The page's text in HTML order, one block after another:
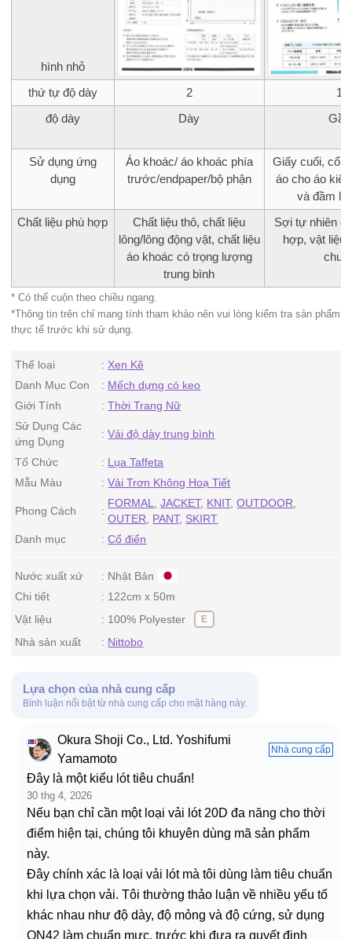
hình nhỏ
thứ tự độ dày
2
1
độ dày
Dày Gầy
Sử dụng ứng
dụng
Áo khoác/ áo khoác phía
trước/endpaper/bộ phận
Giấy cuối, cổ
áo cho áo
và đầm
Chất liệu phù hợp
Chất liệu thô, chất liệu
lông/lông động vật, chất liệu
áo khoác có trọng lượng
trung bình
Sợi tự nhiên
hợp, vật liệu
* Có thể cuộn theo chiều ngang.
*Thông tin trên chỉ mang tính tham khảo nên vui lòng kiểm tra sản phẩm
thực tế trước khi sử dụng.
Thể loại
Xen Kẽ
Danh Mục Con
Mếch dựng có keo
Giới Tính
Thời Trang Nữ
Sử Dụng Các
ứng Dụng
Vải độ dày trung bình
Tổ Chức
Lụa Taffeta
Mẫu Màu
Vải Trơn Không Hoạ Tiết
Phong Cách
FORMAL ,JACKET, KNIT,OUTDOOR
OUTER
PANT, SKIRT
Danh mục
Cổ điển
Nước xuất xứ
Nhật Bản
Chi tiết
122cm x 50m
Vật liệu
100% Polyester E
Nhà sản xuất Nittobo
Lựa chọn của nhà cung cấp
Bình luận nổi bật từ nhà cung cấp cho mặt hàng này.
Okura Shoji Co., Ltd. Yoshifumi
Yamamoto
Nhà cung cấp
Đây là một kiểu lót tiêu chuẩn!
30 thg 4, 2026
Nếu bạn chỉ cần một loại vải lót 20D đa năng cho thời
điểm hiện tại, chúng tôi khuyên dùng mã sản phẩm
này.
Đây chính xác là loại vải lót mà tôi dùng làm tiêu chuẩn
khi lựa chọn vải. Tôi thường thảo luận về nhiều yếu tố
khác nhau như độ dày, độ mỏng và độ cứng, sử dụng
ON42 làm chuẩn mực, trước khi đưa ra quyết định